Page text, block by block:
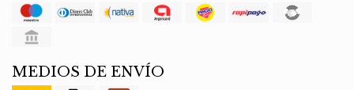
MEDIOS DE ENVÍO